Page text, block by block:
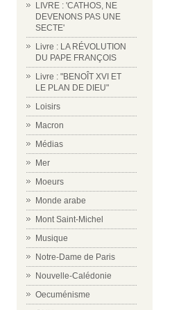
LIVRE : 'CATHOS, NE
DEVENONS PAS UNE
SECTE'
Livre : LA RÉVOLUTION
DU PAPE FRANÇOIS
Livre : "BENOÎT XVI ET
LE PLAN DE DIEU"
Loisirs
Macron
Médias
Mer
Moeurs
Monde arabe
Mont Saint-Michel
Musique
Notre-Dame de Paris
Nouvelle-Calédonie
Oecuménisme